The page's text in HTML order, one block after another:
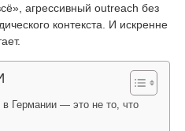
агрессивный outreach без
контекста. И искренне
Германии — это не то, что